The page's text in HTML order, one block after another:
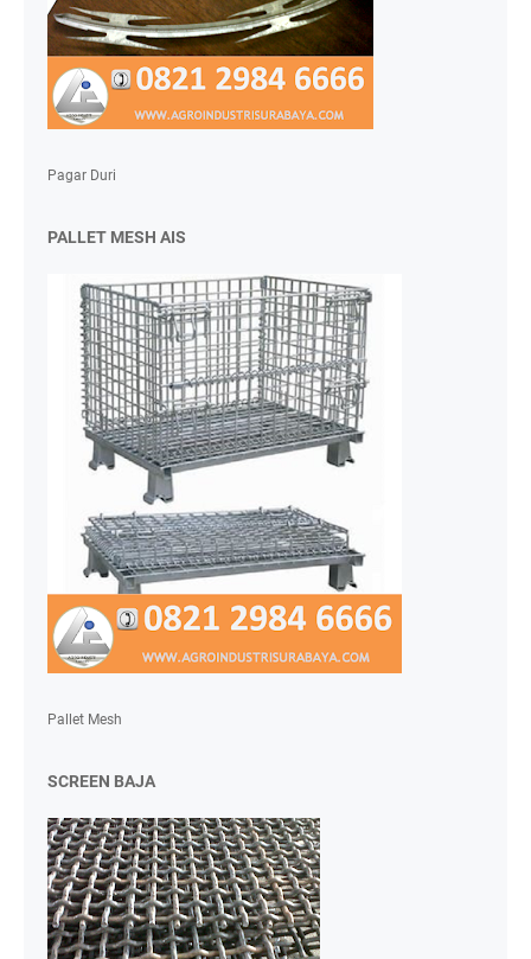
Pagar Duri
PALLET MESH AIS
Pallet Mesh
SCREEN BAJA